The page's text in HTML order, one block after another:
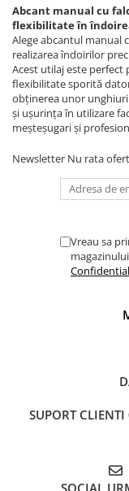
Masini de slefuit
Masini de tesit
Masini pentru slefuit
Masini universale
Polizoare de banc
Masini de filetat
Masini pneumatice
Masini electrice de
Exhaustor pentru
Masini de gaurit cu
Instalatii de spalare
Accesorii prelucrare
Falci pentru 4 bacuri
Fălcile pentru 4-
Mandrine
Mandrină cu 3 fălci
Mandrină cu 3 fălci
Abcant manual cu
flexibilitate în
Alege abcantul manual
realizarea îndoirilor
Acest utilaj este
flexibilitate sporită
obținerea unor
și ușurința în utilizare
meșteșugari și
Newsletter Nu rata
Vreau sa
SUPORT CLIENTI
SOCIAL